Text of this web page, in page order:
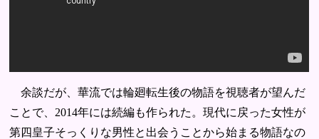
余談だが、華流では輪廻転生後の物語を視聴者が望んだ
ことで、2014年には続編も作られた。現代に戻った女性が
第四皇子そっくりな男性と出会うことから始まる物語なの